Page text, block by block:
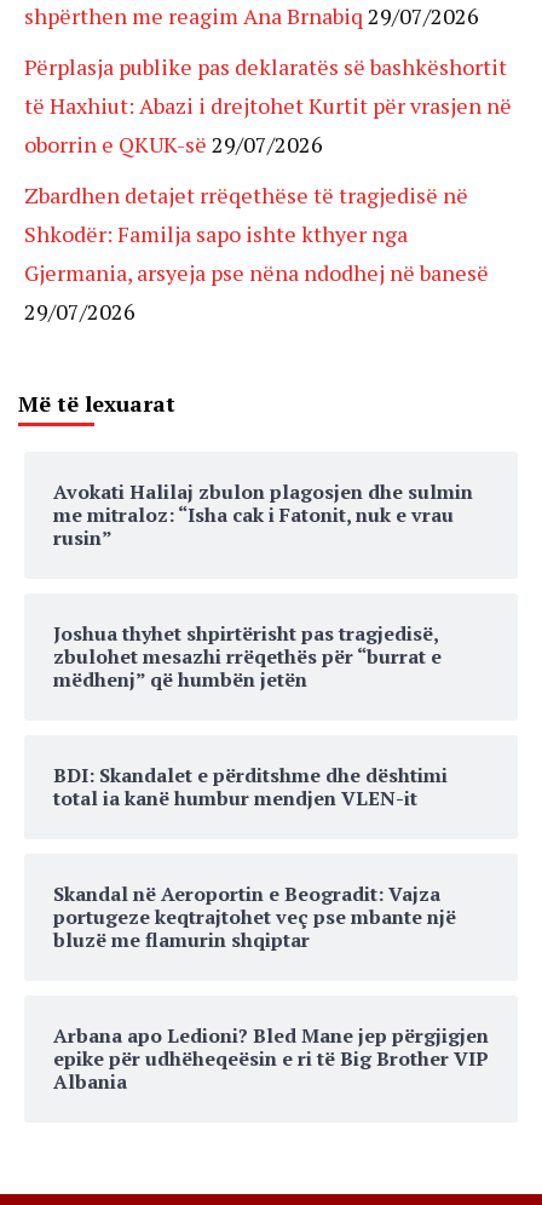
shpërthen me reagim Ana Brnabiq 29/07/2026
Përplasja publike pas deklaratës së bashkëshortit
të Haxhiut: Abazi i drejtohet Kurtit për vrasjen në
oborrin e QKUK-së 29/07/2026
Zbardhen detajet rrëqethëse të tragjedisë në
Shkodër: Familja sapo ishte kthyer nga
Gjermania, arsyeja pse nëna ndodhej në banesë
29/07/2026
Më të lexuarat
Avokati Halilaj zbulon plagosjen dhe sulmin
me mitraloz: “Isha cak i Fatonit, nuk e vrau
rusin”
Joshua thyhet shpirtërisht pas tragjedisë,
zbulohet mesazhi rrëqethës për “burrat e
mëdhenj” që humbën jetën
BDI: Skandalet e përditshme dhe dështimi
total ia kanë humbur mendjen VLEN-it
Skandal në Aeroportin e Beogradit: Vajza
portugeze keqtrajtohet veç pse mbante një
bluzë me flamurin shqiptar
Arbana apo Ledioni? Bled Mane jep përgjigjen
epike për udhëheqeësin e ri të Big Brother VIP
Albania